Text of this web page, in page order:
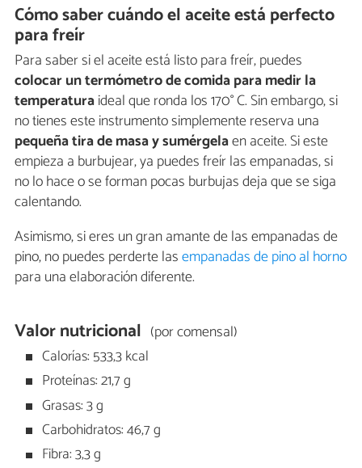
Cómo saber cuándo el aceite está perfecto
para freír
Para saber si el aceite está listo para freír, puedes
colocar un termómetro de comida para medir la
temperaturaideal que ronda los 170° C. Sin embargo, si
no tienes este instrumento simplemente reserva una
pequeña tira de masa y sumérgelaen aceite. Si este
empieza a burbujear, ya puedes freír las empanadas, si
no lo hace o se forman pocas burbujas deja que se siga
calentando.
Asimismo, si eres un gran amante de las empanadas de
pino, no puedes perderte lasempanadas de pino al horno
para una elaboración diferente.
Valor nutricional (por comensal)
Calorías: 533,3 kcal
Proteínas: 21,7 g
Grasas: 3 g
Carbohidratos: 46,7 g
Fibra: 3,3 g